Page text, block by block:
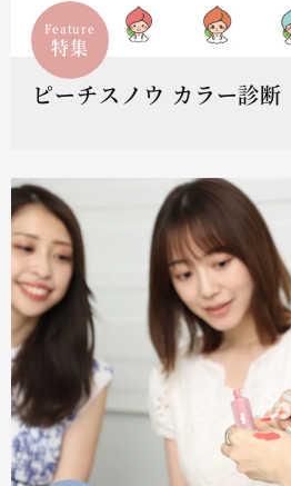
Feature
特集
ピーチスノウ カラー診断